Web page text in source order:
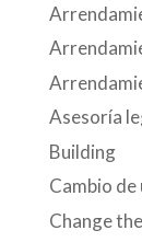
Asesoría
Building
Cambio de
Change